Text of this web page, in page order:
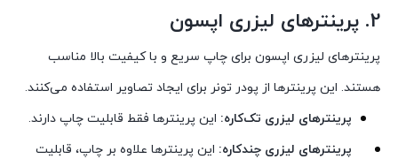
2. پرینترهای لیزری اپسون
پرینترهای لیزری اپسون برای چاپ سریع و با کیفیت بالا مناسب
هستند. این پرینترها از پودر تونر برای ایجاد تصاویر استفاده می‌کنند.
پرینترهای لیزری تک‌کاره: این پرینترها فقط قابلیت چاپ دارند.
پرینترهای لیزری چندکاره: این پرینترها علاوه بر چاپ، قابلیت